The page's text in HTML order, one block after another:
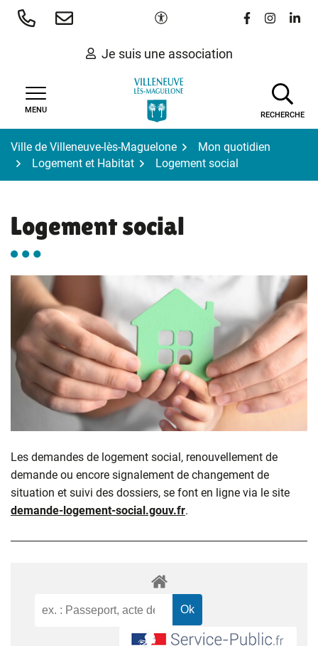
Aller
Paramètres d'accessibilité
Lien vers le
Lien vers
Lien
Je suis une association
MENU
RECHERCHE
Ville de Villeneuve-lès-Maguelone
Mon quotidien
Logement et Habitat
Logement social
Logement social
Les demandes de logement social, renouvellement de
demande ou encore signalement de changement de
situation et suivi des dossiers, se font en ligne via le site
demande-logement-social.gouv.fr.